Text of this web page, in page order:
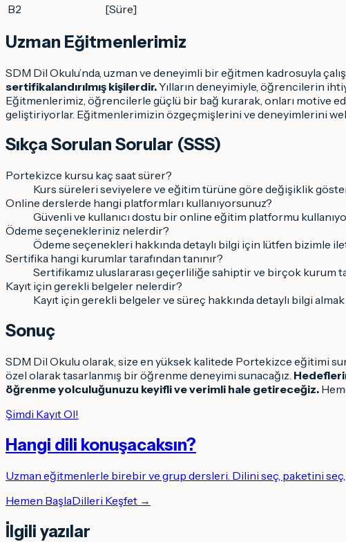
B2
[Süre]
Uzman Eğitmenlerimiz
SDM Dil Okulu’nda, uzman ve deneyimli bir eğitmen kadrosuyla
sertifikalandırılmış kişilerdir.Yılların deneyimiyle, öğrencilerin
Eğitmenlerimiz, öğrencilerle güçlü bir bağ kurarak, onları motive
geliştiriyorlar. Eğitmenlerimizin özgeçmişlerini ve deneyimlerini
Sıkça Sorulan Sorular (SSS)
Portekizce kursu kaç saat sürer?
Kurs süreleri seviyelere ve eğitim türüne göre değişiklik
Online derslerde hangi platformları kullanıyorsunuz?
Güvenli ve kullanıcı dostu bir online eğitim platformu
Ödeme seçenekleriniz nelerdir?
Ödeme seçenekleri hakkında detaylı bilgi için lütfen bizimle
Sertifika hangi kurumlar tarafından tanınır?
Sertifikamız uluslararası geçerliliğe sahiptir ve birçok kurum
Kayıt için gerekli belgeler nelerdir?
Kayıt için gerekli belgeler ve süreç hakkında detaylı bilgi
Sonuç
SDM Dil Okulu olarak, size en yüksek kalitede Portekizce eğitimi
özel olarak tasarlanmış bir öğrenme deneyimi sunacağız.
öğrenme yolculuğunuzu keyifli ve verimli hale getireceğiz.
Şimdi Kayıt Ol!
Hangi dili konuşacaksın?
Uzman eğitmenlerle birebir ve grup dersleri. Dilini seç, paketini
Hemen BaşlaDilleri Keşfet →
İlgili yazılar